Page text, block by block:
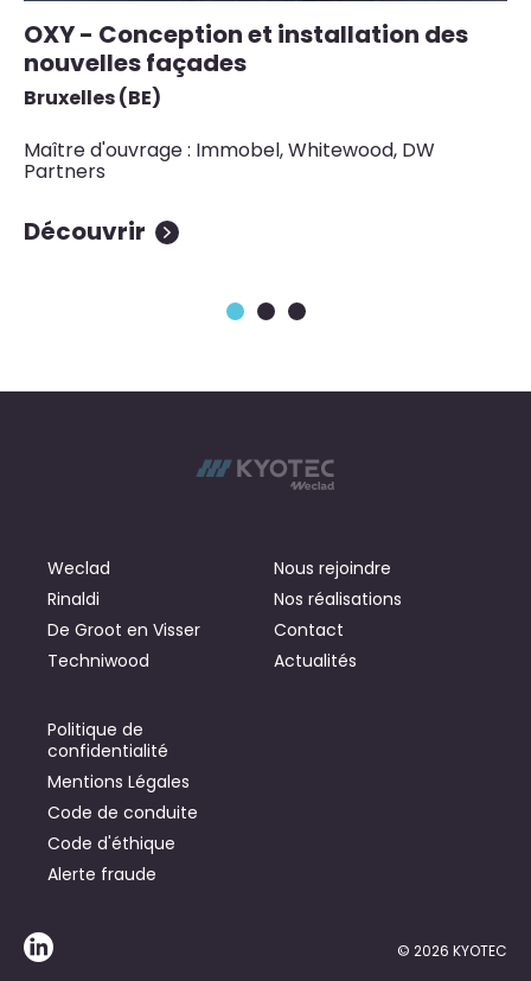
OXY - Conception et installation des
nouvelles façades
Bruxelles (BE)
Maître d'ouvrage : Immobel, Whitewood, DW
Partners
Découvrir
Weclad
Rinaldi
De Groot en Visser
Techniwood
Nous rejoindre
Nos réalisations
Contact
Actualités
Politique de
confidentialité
Mentions Légales
Code de conduite
Code d'éthique
Alerte fraude
© 2026 KYOTEC